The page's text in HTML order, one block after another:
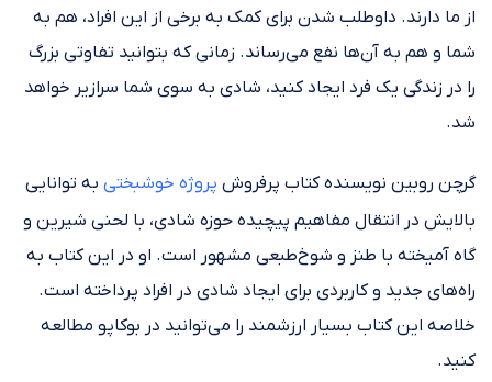
از ما دارند. داوطلب شدن برای کمک به برخی از این افراد، هم به
شما و هم به آن‌ها نفع می‌رساند. زمانی که بتوانید تفاوتی بزرگ
را در زندگی یک فرد ایجاد کنید، شادی به سوی شما سرازیر خواهد
شد.
گرچن روبین نویسنده کتاب پرفروش پروژه خوشبختی به توانایی
بالایش در انتقال مفاهیم پیچیده‌‌ حوزه‌ شادی، با لحنی شیرین و
گاه آمیخته با طنز و شوخ‌طبعی مشهور است. او در این کتاب به
راه‌های جدید و کاربردی برای ایجاد شادی در افراد پرداخته است.
خلاصه این کتاب بسیار ارزشمند را می‌توانید در بوکاپو مطالعه
کنید.